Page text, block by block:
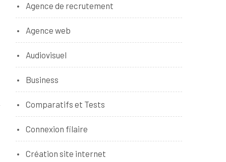
Agence de recrutement
Agence web
Audiovisuel
Business
Comparatifs et Tests
Connexion filaire
Création site internet